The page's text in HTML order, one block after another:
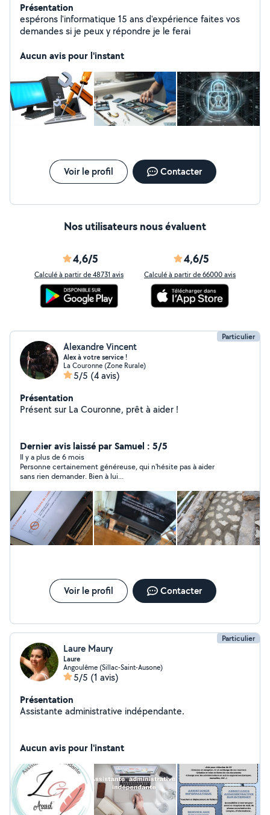
Présentation
espérons l'informatique 15 ans d'expérience faites vos
demandes si je peux y répondre je le ferai
Aucun avis pour l'instant
Voir le profil Contacter
Nos utilisateurs nous évaluent
4,6/5
Calculé à partir de 48731 avis
4,6/5
Calculé à partir de 66000 avis
Particulier
Alexandre Vincent
Alex à votre service !
La Couronne (Zone Rurale)
5/5 (4 avis)
Présentation
Présent sur La Couronne, prêt à aider !
Dernier avis laissé par Samuel : 5/5
Il y a plus de 6 mois
Personne certainement généreuse, qui n'hésite pas à aider
sans rien demander. Bien à lui...
Voir le profil Contacter
Particulier
Laure Maury
Laure
Angoulême (Sillac-Saint-Ausone)
5/5 (1 avis)
Présentation
Assistante administrative indépendante.
Aucun avis pour l'instant